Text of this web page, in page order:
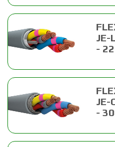
JE-
-
JE-
-